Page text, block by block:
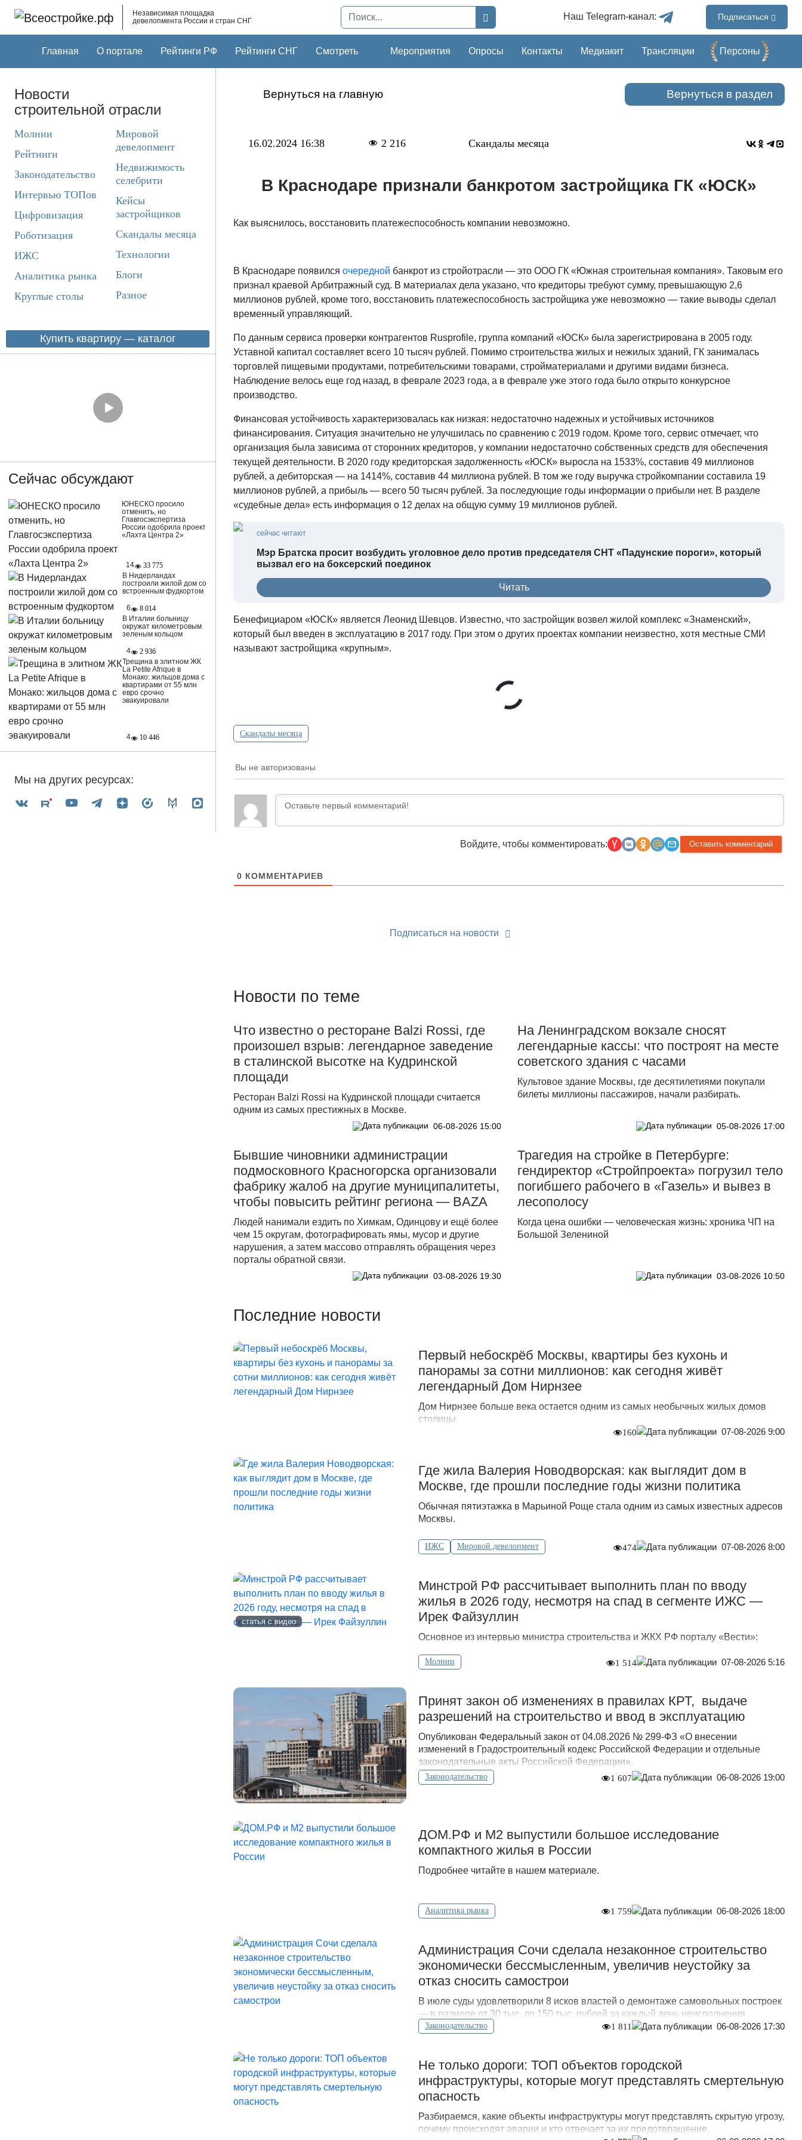
Независимая площадка
девелопмента России и стран СНГ
Наш Telegram-канал: Подписаться
Главная О портале Рейтинги РФ Рейтинги СНГ Смотреть Мероприятия Опросы Контакты Медиакит Трансляции Перcоны
Новости
строительной отрасли
Молнии
Рейтинги
Законодательство
Интервью ТОПов
Цифровизация
Роботизация
ИЖС
Аналитика рынка
Круглые столы
Мировой
девелопмент
Недвижимость
селебрити
Кейсы
застройщиков
Скандалы месяца
Технологии
Блоги
Разное
Купить квартиру — каталог
Сейчас обсуждают
ЮНЕСКО просило
отменить, но
Главгосэкспертиза
России одобрила проект
«Лахта Центра 2»
14
33 775
В Нидерландах
построили жилой дом со
встроенным фудкортом
6
8 014
В Италии больницу
окружат километровым
зеленым кольцом
4
2 936
Трещина в элитном ЖК
La Petite Afrique в
Монако: жильцов дома с
квартирами от 55 млн
евро срочно
эвакуировали
4 10 446
Мы на других ресурсах:
Вернуться на главную Вернуться в раздел
16.02.2024 16:38 2 216 Скандалы месяца
В Краснодаре признали банкротом застройщика ГК «ЮСК»
Как выяснилось, восстановить платежеспособность компании невозможно.
В Краснодаре появился очередной банкрот из стройотрасли — это ООО ГК «Южная строительная компания». Таковым его
признал краевой Арбитражный суд. В материалах дела указано, что кредиторы требуют сумму, превышающую 2,6
миллионов рублей, кроме того, восстановить платежеспособность застройщика уже невозможно — такие выводы сделал
временный управляющий.
По данным сервиса проверки контрагентов Rusprofile, группа компаний «ЮСК» была зарегистрирована в 2005 году.
Уставной капитал составляет всего 10 тысяч рублей. Помимо строительства жилых и нежилых зданий, ГК занималась
торговлей пищевыми продуктами, потребительскими товарами, стройматериалами и другими видами бизнеса.
Наблюдение велось еще год назад, в феврале 2023 года, а в феврале уже этого года было открыто конкурсное
производство.
Финансовая устойчивость характеризовалась как низкая: недостаточно надежных и устойчивых источников
финансирования. Ситуация значительно не улучшилась по сравнению с 2019 годом. Кроме того, сервис отмечает, что
организация была зависима от сторонних кредиторов, у компании недостаточно собственных средств для обеспечения
текущей деятельности. В 2020 году кредиторская задолженность «ЮСК» выросла на 1533%, составив 49 миллионов
рублей, а дебиторская — на 1414%, составив 44 миллиона рублей. В том же году выручка стройкомпании составила 19
миллионов рублей, а прибыль — всего 50 тысяч рублей. За последующие годы информации о прибыли нет. В разделе
«судебные дела» есть информация о 12 делах на общую сумму 19 миллионов рублей.
сейчас читают
Мэр Братска просит возбудить уголовное дело против председателя СНТ «Падунские пороги», который
вызвал его на боксерский поединок
Читать
Бенефициаром «ЮСК» является Леонид Шевцов. Известно, что застройщик возвел жилой комплекс «Знаменский»,
который был введен в эксплуатацию в 2017 году. При этом о других проектах компании неизвестно, хотя местные СМИ
называют застройщика «крупным».
Скандалы месяца
Вы не авторизованы
Войдите, чтобы комментировать:
0 КОММЕНТАРИЕВ
Подписаться на новости
Новости по теме
Что известно о ресторане Balzi Rossi, где
произошел взрыв: легендарное заведение
в сталинской высотке на Кудринской
площади
Ресторан Balzi Rossi на Кудринской площади считается
одним из самых престижных в Москве.
06-08-2026 15:00
На Ленинградском вокзале сносят
легендарные кассы: что построят на месте
советского здания с часами
Культовое здание Москвы, где десятилетиями покупали
билеты миллионы пассажиров, начали разбирать.
05-08-2026 17:00
Бывшие чиновники администрации
подмосковного Красногорска организовали
фабрику жалоб на другие муниципалитеты,
чтобы повысить рейтинг региона — BAZA
Людей нанимали ездить по Химкам, Одинцову и ещё более
чем 15 округам, фотографировать ямы, мусор и другие
нарушения, а затем массово отправлять обращения через
порталы обратной связи.
03-08-2026 19:30
Трагедия на стройке в Петербурге:
гендиректор «Стройпроекта» погрузил тело
погибшего рабочего в «Газель» и вывез в
лесополосу
Когда цена ошибки — человеческая жизнь: хроника ЧП на
Большой Зелениной
03-08-2026 10:50
Последние новости
Первый небоскрёб Москвы, квартиры без кухонь и
панорамы за сотни миллионов: как сегодня живёт
легендарный Дом Нирнзее
Дом Нирнзее больше века остается одним из самых необычных жилых домов
столицы.
160 07-08-2026 9:00
Где жила Валерия Новодворская: как выглядит дом в
Москве, где прошли последние годы жизни политика
Обычная пятиэтажка в Марьиной Роще стала одним из самых известных адресов
Москвы.
ИЖС Мировой девелопмент 474 07-08-2026 8:00
статья с видео
Минстрой РФ рассчитывает выполнить план по вводу
жилья в 2026 году, несмотря на спад в сегменте ИЖС —
Ирек Файзуллин
Основное из интервью министра строительства и ЖКХ РФ порталу «Вести»:
Молнии 1 514 07-08-2026 5:16
Принят закон об изменениях в правилах КРТ, выдаче
разрешений на строительство и ввод в эксплуатацию
Опубликован Федеральный закон от 04.08.2026 № 299-ФЗ «О внесении
изменений в Градостроительный кодекс Российской Федерации и отдельные
законодательные акты Российской Федерации».
Законодательство 1 607 06-08-2026 19:00
ДOМ.PФ и М2 выпустили большое исследование
компактного жилья в России
Подробнее читайте в нашем материале.
Аналитика рынка 1 759 06-08-2026 18:00
Администрация Сочи сделала незаконное строительство
экономически бессмысленным, увеличив неустойку за
отказ сносить самострои
В июле суды удовлетворили 8 исков властей о демонтаже самовольных построек
— в размере от 30 тыс. до 150 тыс. рублей за каждый день неисполнения
судебного решения.
Законодательство 1 811 06-08-2026 17:30
Не только дороги: ТОП объектов городской
инфраструктуры, которые могут представлять смертельную
опасность
Разбираемся, какие объекты инфраструктуры могут представлять скрытую угрозу,
почему происходят аварии и кто отвечает за их предотвращение.